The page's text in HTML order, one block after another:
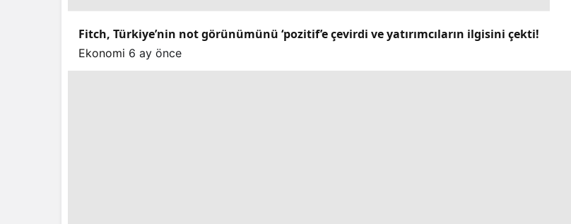
Fitch, Türkiye’nin not görünümünü ‘pozitif’e çevirdi ve yatırımcıların ilgisini çekti!
Ekonomi 6 ay önce